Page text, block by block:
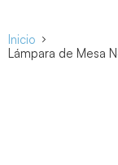
Inicio
Lámpara de Mesa